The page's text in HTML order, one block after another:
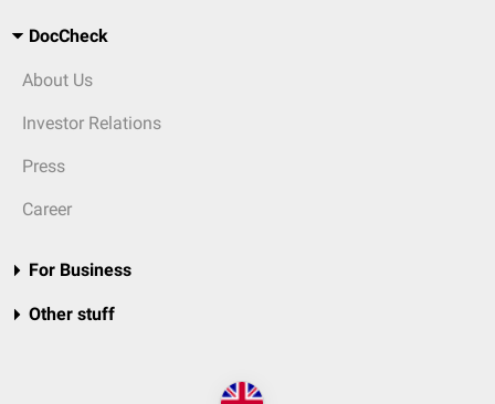
DocCheck
About Us
Investor Relations
Press
Career
For Business
Other stuff